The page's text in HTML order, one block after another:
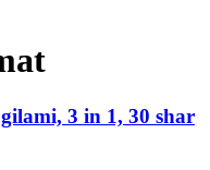
3 in 1, 30 shar